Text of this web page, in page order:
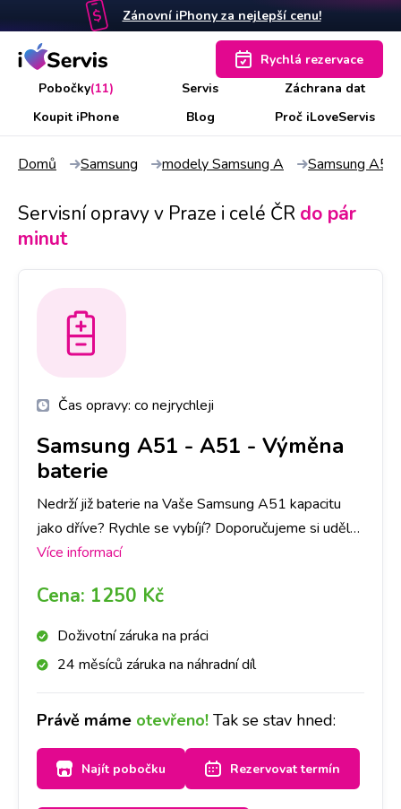
Zánovní iPhony za nejlepší cenu!
Pobočky(11) Servis
Záchrana dat
Koupit iPhone
Blog Proč iLoveServis
Rychlá rezervace
Domů Samsung modely Samsung A Samsung A51
Servisní opravy v Praze i celé ČR do pár
minut
Čas opravy: co nejrychleji
Samsung A51 - A51 - Výměna
baterie
Nedrží již baterie na Vaše Samsung A51 kapacitu
jako dříve? Rychle se vybíjí? Doporučujeme si udělat
rezervaci nebo zavolat na vybranou pobočku,
do půl hodiny Vám baterii vyměníme.
Více informací
Cena: 1250 Kč
Doživotní záruka na práci
24 měsíců záruka na náhradní díl
Právě máme otevřeno! Tak se stav hned:
Najít pobočku Rezervovat termín